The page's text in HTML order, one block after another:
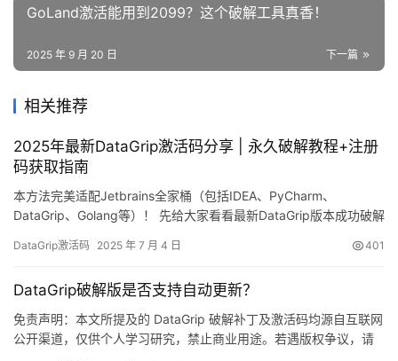
GoLand激活能用到2099？这个破解工具真香！
下一篇
2025 年 9 月 20 日
相关推荐
2025年最新DataGrip激活码分享 | 永久破解教程+注册
码获取指南
本方法完美适配Jetbrains全家桶（包括IDEA、PyCharm、
DataGrip、Golang等）！ 先给大家看看最新DataGrip版本成功破解
图文教程，手把手教你如何将DataGrip激活至2099年。这个方法不
（Windows/Ma…
DataGrip激活码 2025 年 7 月 4 日 401
DataGrip破解版是否支持自动更新？
免责声明：本文所提及的 DataGrip 破解补丁及激活码均源自互联网
公开渠道，仅供个人学习研究，禁止商业用途。若遇版权争议，请